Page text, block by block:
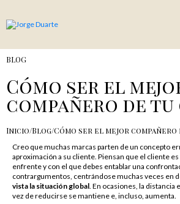
BLOG
Cómo ser el
compañero de
Inicio/Blog/Cómo ser el mejor
Creo que muchas marcas parten de un concepto
aproximación a su cliente. Piensan que el cliente
enfrente y con el que debes entablar una
contrargumentos, centrándose muchas veces en
vista la situación global. En ocasiones, la distancia
vez de reducirse se mantiene e, incluso, aumenta.